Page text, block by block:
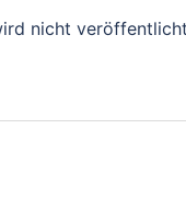
nicht